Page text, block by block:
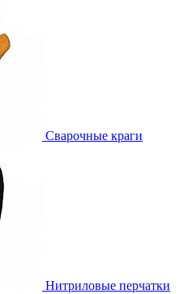
Сварочные краги
Нитриловые перчатки